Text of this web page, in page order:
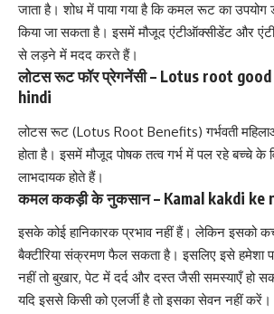
जाता है। शोध में पाया गया है कि कमल रूट का उपयोग
किया जा सकता है। इसमें मौजूद एंटीऑक्सीडेंट और
सेलड़ने में मदद करते हैं।
लोटस रूट फॉर प्रेगनेंसी – Lotus root
hindi
लोटस रूट (Lotus Root Benefits)गर्भवती
होता है। इसमें मौजूद पोषक तत्व गर्भ में पल रहे बच्चे के
लाभदायक होते हैं।
कमल ककड़ी के नुकसान – Kamal kakdi ke
इसके कोई हानिकारक प्रभाव नहीं हैं। लेकिन इसको
बैक्टीरियासंक्रमण फैल सकता है। इसलिए इसे हमेशा
नहीं तो बुखार,पेट में दर्द और दस्त जैसी समस्याएँ हो
यदि इससे किसी को एलर्जी है तो इसका सेवन नहीं करें।